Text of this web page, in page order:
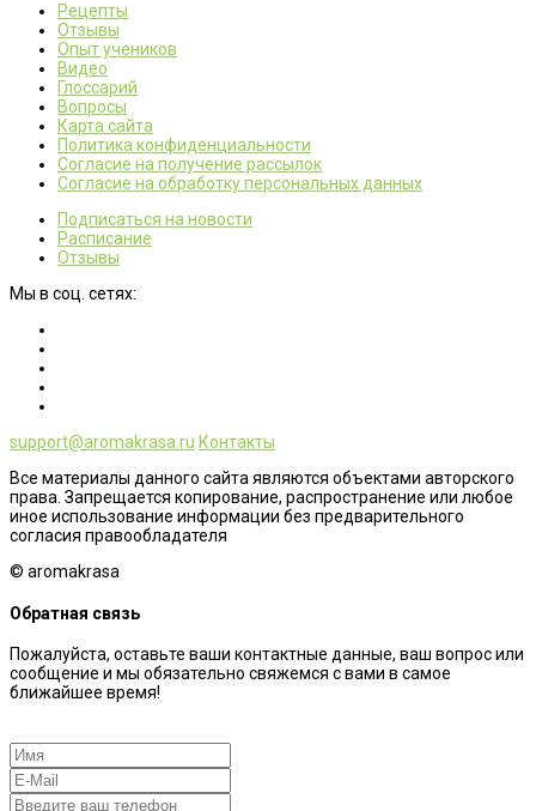
Рецепты
Отзывы
Опыт учеников
Видео
Глоссарий
Вопросы
Карта сайта
Политика конфиденциальности
Согласие на получение рассылок
Согласие на обработку персональных данных
Подписаться на новости
Расписание
Отзывы
Мы в соц. сетях:
support@aromakrasa.ru Контакты
Все материалы данного сайта являются объектами авторского
права. Запрещается копирование, распространение или любое
иное использование информации без предварительного
согласия правообладателя
© aromakrasa
Обратная связь
Пожалуйста, оставьте ваши контактные данные, ваш вопрос или
сообщение и мы обязательно свяжемся с вами в самое
ближайшее время!